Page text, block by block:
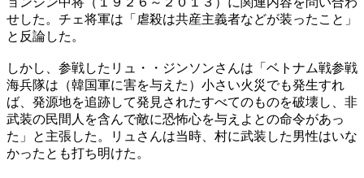
せした。チェ将軍は「虐殺は共産主義者などが装ったこと」
と反論した。
しかし、参戦したリュ・・ジンソンさんは「ベトナム戦参戦
海兵隊は（韓国軍に害を与えた）小さい火災でも発生すれ
ば、発源地を追跡して発見されたすべてのものを破壊し、非
武装の民間人を含んで敵に恐怖心を与えよとの命令があっ
た」と主張した。リュさんは当時、村に武装した男性はいな
かったとも打ち明けた。